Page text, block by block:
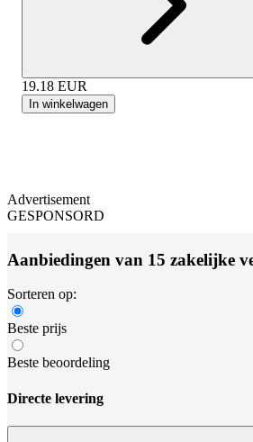
19.18 EUR
In winkelwagen
Advertisement
GESPONSORD
Aanbiedingen van 15 zakelijke
Sorteren op:
Beste prijs
Beste beoordeling
Directe levering